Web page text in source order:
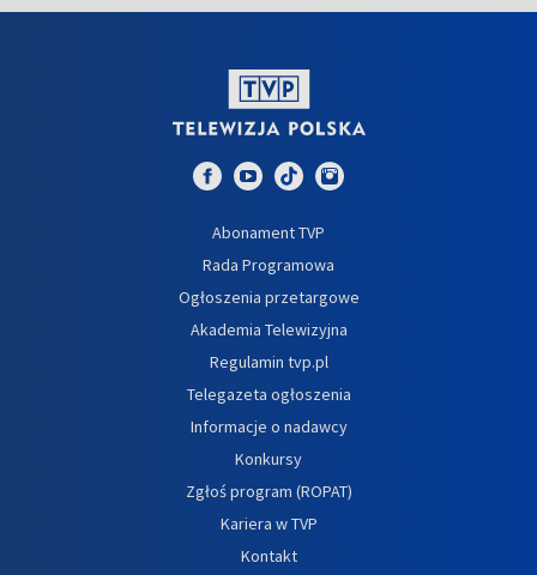
Abonament TVP
Rada Programowa
Ogłoszenia przetargowe
Akademia Telewizyjna
Regulamin tvp.pl
Telegazeta ogłoszenia
Informacje o nadawcy
Konkursy
Zgłoś program (ROPAT)
Kariera w TVP
Kontakt